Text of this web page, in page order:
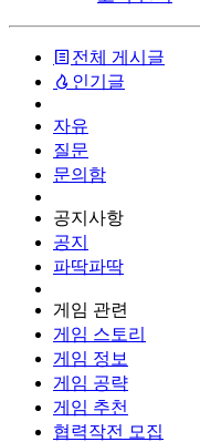
전체 게시글
인기글
자유
질문
문의함
공지사항
공지
파딱파딱
게임 관련
게임 스토리
게임 정보
게임 공략
게임 추천
협력작전 모집